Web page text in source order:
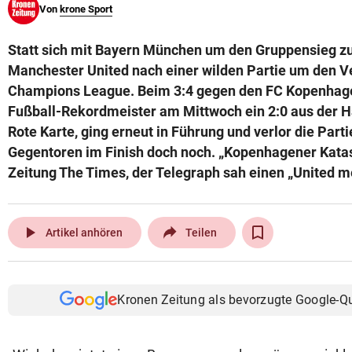
© Krone Multimedia GmbH & Co KG 2026
Von krone Sport
Statt sich mit Bayern München um den Gruppensieg
Manchester United nach einer wilden Partie um den
Champions League. Beim 3:4 gegen den FC
Fußball-Rekordmeister am Mittwoch ein 2:0 aus der
Rote Karte, ging erneut in Führung und verlor die
Gegentoren im Finish doch noch. „Kopenhagener
Zeitung The Times, der Telegraph sah einen „United
play_arrow Artikel anhören Teilen
Kronen Zeitung als bevorzugte Google-